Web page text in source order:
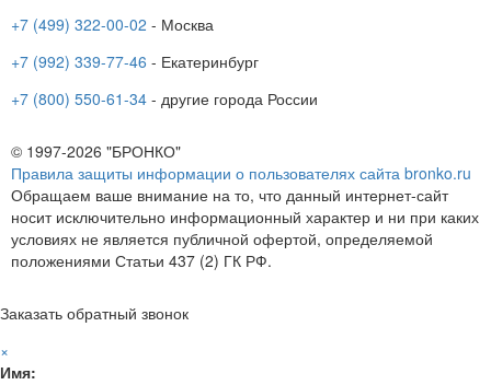
+7 (499) 322-00-02 - Москва
+7 (992) 339-77-46 - Екатеринбург
+7 (800) 550-61-34 - другие города России
© 1997-2026 "БРОНКО"
Правила защиты информации о пользователях сайта bronko.ru
Обращаем ваше внимание на то, что данный интернет-сайт
носит исключительно информационный характер и ни при каких
условиях не является публичной офертой, определяемой
положениями Статьи 437 (2) ГК РФ.
Заказать обратный звонок
×
Имя: